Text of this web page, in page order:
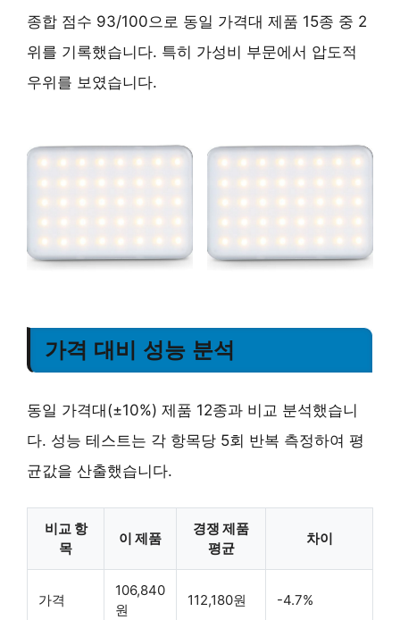
종합 점수 93/100으로 동일 가격대 제품 15종 중 2
위를 기록했습니다. 특히 가성비 부문에서 압도적
우위를 보였습니다.
가격 대비 성능 분석
동일 가격대(±10%) 제품 12종과 비교 분석했습니
다. 성능 테스트는 각 항목당 5회 반복 측정하여 평
균값을 산출했습니다.
비교 항
목
이 제품
경쟁 제품
평균
차이
가격
106,840
원
112,180원 -4.7%